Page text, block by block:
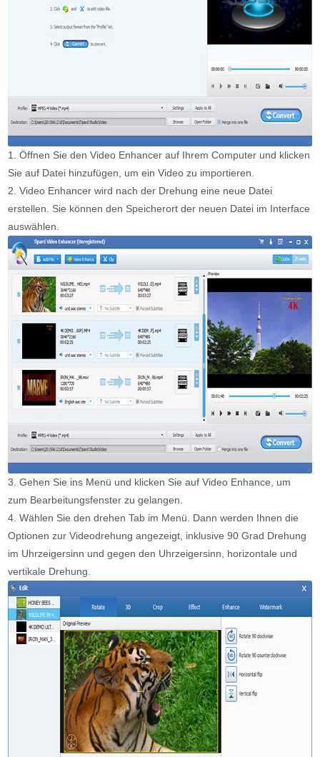
1. Öffnen Sie den Video Enhancer auf Ihrem Computer und klicken
Sie auf Datei hinzufügen, um ein Video zu importieren.
2. Video Enhancer wird nach der Drehung eine neue Datei
erstellen. Sie können den Speicherort der neuen Datei im Interface
auswählen.
3. Gehen Sie ins Menü und klicken Sie auf Video Enhance, um
zum Bearbeitungsfenster zu gelangen.
4. Wählen Sie den drehen Tab im Menü. Dann werden Ihnen die
Optionen zur Videodrehung angezeigt, inklusive 90 Grad Drehung
im Uhrzeigersinn und gegen den Uhrzeigersinn, horizontale und
vertikale Drehung.